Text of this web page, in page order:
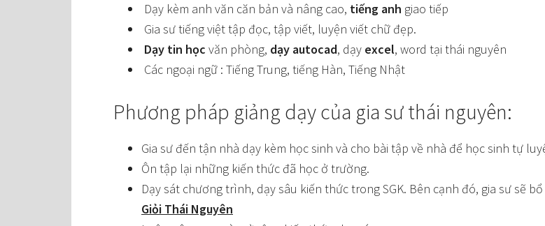
Dạy kèm anh văn căn bản và nâng cao, tiếng anh giao tiếp
Gia sư tiếng việt tập đọc, tập viết, luyện viết chữ đẹp.
Dạy tin học văn phòng, dạy autocad, dạy excel, word tại thái nguyên
Các ngoại ngữ : Tiếng Trung, tiếng Hàn, Tiếng Nhật
Phương pháp giảng dạy của gia sư thái nguyên:
Gia sư đến tận nhà dạy kèm học sinh và cho bài tập về nhà để học sinh tự
Ôn tập lại những kiến thức đã học ở trường.
Dạy sát chương trình, dạy sâu kiến thức trong SGK. Bên cạnh đó, gia sư sẽ
Giỏi Thái Nguyên